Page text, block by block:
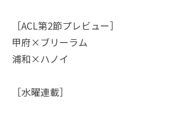
［ACL第2節プレビュー］
甲府×ブリーラム
浦和×ハノイ
［水曜連載］